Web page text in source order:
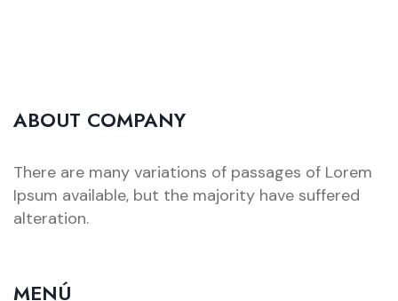
ABOUT COMPANY
There are many variations of passages of Lorem
Ipsum available, but the majority have suffered
alteration.
MENÚ